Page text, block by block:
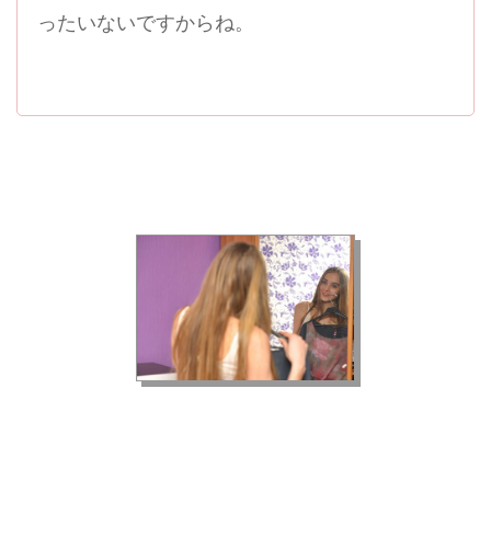
ったいないですからね。